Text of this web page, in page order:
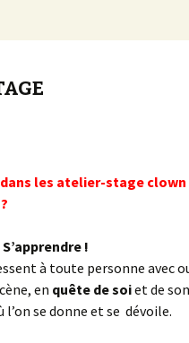
stages Paris gestalt
les atelier-stage clown
!
à toute personne avec
en quête de soiet de
l’on se donne et se dévoile.